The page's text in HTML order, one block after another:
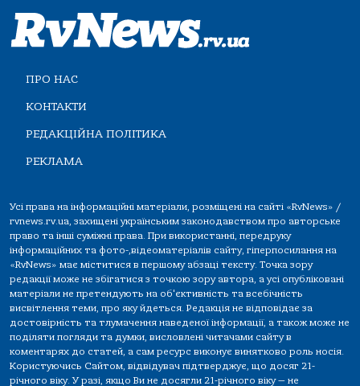
ПРО НАС
КОНТАКТИ
РЕДАКЦІЙНА ПОЛІТИКА
РЕКЛАМА
Усі права на інформаційні матеріали, розміщені на сайті «RvNews» /
rvnews.rv.ua, захищені українським законодавством про авторське
право та інші суміжні права. При використанні, передруку
інформаційних та фото-,відеоматеріалів сайту, гіперпосилання на
«RvNews» має міститися в першому абзаці тексту. Точка зору
редакції може не збігатися з точкою зору автора, а усі опубліковані
матеріали не претендують на об'єктивність та всебічність
висвітлення теми, про яку йдеться. Редакція не відповідає за
достовірність та тлумачення наведеної інформації, а також може не
поділяти погляди та думки, висловлені читачами сайту в
коментарях до статей, а сам ресурс виконує винятково роль носія.
Користуючись Сайтом, відвідувач підтверджує, що досяг 21-
річного віку. У разі, якщо Ви не досягли 21-річного віку — не